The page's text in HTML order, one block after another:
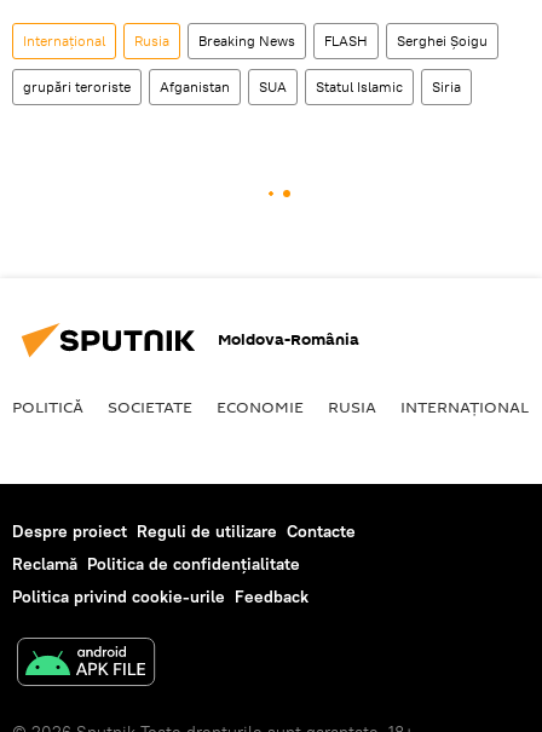
Internaţional Rusia Breaking News FLASH Serghei Șoigu
grupări teroriste Afganistan SUA Statul Islamic Siria
Moldova-România
POLITICĂ SOCIETATE ECONOMIE RUSIA INTERNAŢIONAL
Despre proiect Reguli de utilizare Contacte
Reclamă Politica de confidențialitate
Politica privind cookie-urile Feedback